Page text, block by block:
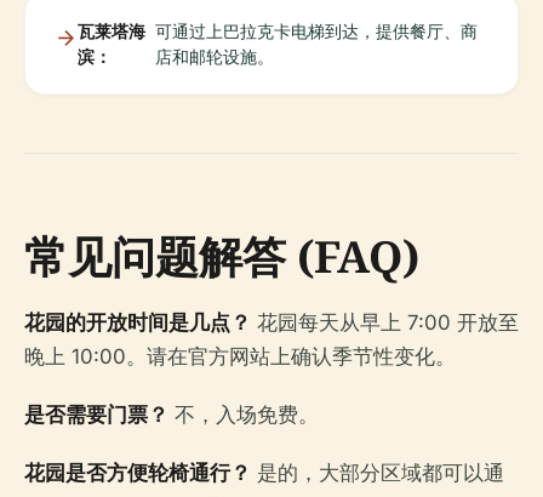
瓦莱塔海
滨：
可通过上巴拉克卡电梯到达，提供餐厅、商
店和邮轮设施。
常见问题解答 (FAQ)
花园的开放时间是几点？ 花园每天从早上 7:00 开放至
晚上 10:00。请在官方网站上确认季节性变化。
是否需要门票？ 不，入场免费。
花园是否方便轮椅通行？ 是的，大部分区域都可以通